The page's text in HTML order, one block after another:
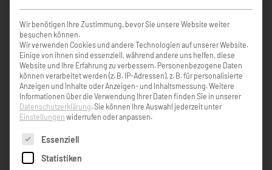
KONDOLENZBUCH ( 5 )
Geschätzte Trauerfamilie, Harald bleibt mir
als liebenswürdiger Mensch mit ungeheurem
Wissen, dass er stets präsent hatte, in
Erinnerung. Stets an allem interessiert, hat
er sich trotz seines bewegten Lebens ein
Wir benötigen Ihre Zustimmung, bevor Sie unsere Website weiter
besuchen können.
Wir verwenden Cookies und andere Technologien auf unserer Website.
Einige von ihnen sind essenziell, während andere uns helfen, diese
Website und Ihre Erfahrung zu verbessern. Personenbezogene Daten
können verarbeitet werden (z. B. IP-Adressen), z. B. für personalisierte
Anzeigen und Inhalte oder Anzeigen- und Inhaltsmessung.Weitere
Informationen über die Verwendung Ihrer Daten finden Sie in unserer
Datenschutzerklärung.Sie können Ihre Auswahl jederzeit unter
Einstellungen widerrufen oder anpassen.
Es folgt eine Liste der Service-Gruppen, für die eine
Essenziell
Statistiken